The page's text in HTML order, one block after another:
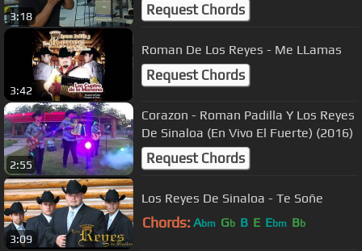
3:18 Request Chords
3:42
Roman De Los Reyes - Me LLamas
Request Chords
2:55
Corazon - Roman Padilla Y Los Reyes
De Sinaloa (En Vivo El Fuerte) (2016)
Request Chords
3:09
Los Reyes De Sinaloa - Te Soñe
Chords: Abm Gb B E Ebm Bb